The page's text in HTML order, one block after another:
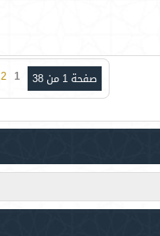
صفحة 1 من 38 1
2